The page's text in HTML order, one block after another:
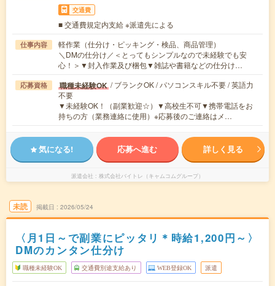
交通費
■ 交通費規定内支給 ※派遣先による
仕事内容
軽作業（仕分け・ピッキング・検品、商品管理）
＼DMの仕分け／＜とってもシンプルなので未経験でも安
心！＞▼封入作業及び梱包▼雑誌や書籍などの仕分け…
応募資格 職種未経験OK / ブランクOK / パソコンスキル不要 / 英語力
不要
▼未経験OK！（副業歓迎☆）▼高校生不可▼携帯電話をお
持ちの方（業務連絡に使用）※応募後のご連絡はメ…
気になる! 応募へ進む 詳しく見る
派遣会社 株式会社バイトレ（キャムコムグループ）
未読 掲載日 2026/05/24
〈月1日～で副業にピッタリ＊時給1,200円～〉
DMのカンタン仕分け
職種未経験OK 交通費別途支給あり WEB登録OK 派遣